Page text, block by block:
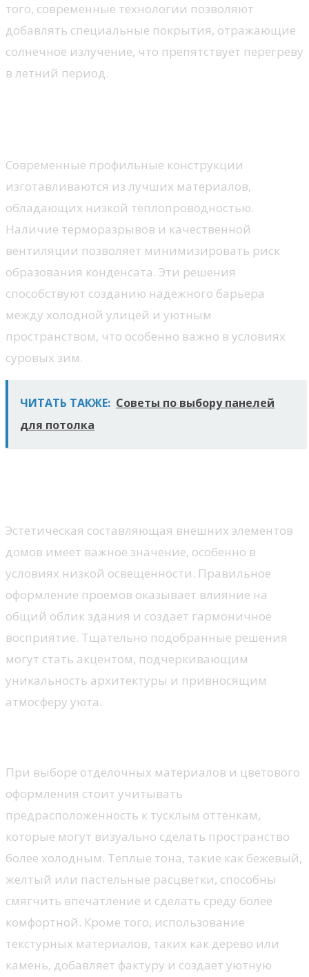
того, современные технологии позволяют
добавлять специальные покрытия, отражающие
солнечное излучение, что препятствует перегреву
в летний период.
Современные профильные конструкции
изготавливаются из лучших материалов,
обладающих низкой теплопроводностью.
Наличие терморазрывов и качественной
вентиляции позволяет минимизировать риск
образования конденсата. Эти решения
способствуют созданию надежного барьера
между холодной улицей и уютным
пространством, что особенно важно в условиях
суровых зим.
ЧИТАТЬ ТАКЖЕ: Советы по выбору панелей
для потолка
Эстетическая составляющая внешних элементов
домов имеет важное значение, особенно в
условиях низкой освещенности. Правильное
оформление проемов оказывает влияние на
общий облик здания и создает гармоничное
восприятие. Тщательно подобранные решения
могут стать акцентом, подчеркивающим
уникальность архитектуры и привносящим
атмосферу уюта.
При выборе отделочных материалов и цветового
оформления стоит учитывать
предрасположенность к тусклым оттенкам,
которые могут визуально сделать пространство
более холодным. Теплые тона, такие как бежевый,
желтый или пастельные расцветки, способны
смягчить впечатление и сделать среду более
комфортной. Кроме того, использование
текстурных материалов, таких как дерево или
камень, добавляет фактуру и создает уютную